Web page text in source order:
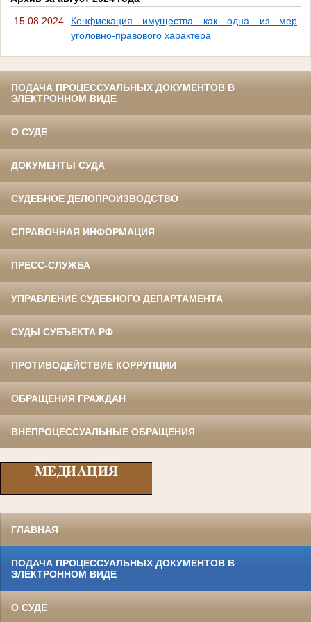
15.08.2024
Конфискация имущества как одна из мер
уголовно-правового характера
ПОДАЧА ПРОЦЕССУАЛЬНЫХ ДОКУМЕНТОВ В
ЭЛЕКТРОННОМ ВИДЕ
О СУДЕ
ДОКУМЕНТЫ СУДА
СУДЕБНОЕ ДЕЛОПРОИЗВОДСТВО
СПРАВОЧНАЯ ИНФОРМАЦИЯ
ПРЕСС-СЛУЖБА
УПРАВЛЕНИЕ СУДЕБНОГО ДЕПАРТАМЕНТА
СУДЫ СУБЪЕКТА РФ
ПРОТИВОДЕЙСТВИЕ КОРРУПЦИИ
ОБРАЩЕНИЯ ГРАЖДАН
ВНЕПРОЦЕССУАЛЬНЫЕ ОБРАЩЕНИЯ
ГЛАВНАЯ
ПОДАЧА ПРОЦЕССУАЛЬНЫХ ДОКУМЕНТОВ В
ЭЛЕКТРОННОМ ВИДЕ
О СУДЕ